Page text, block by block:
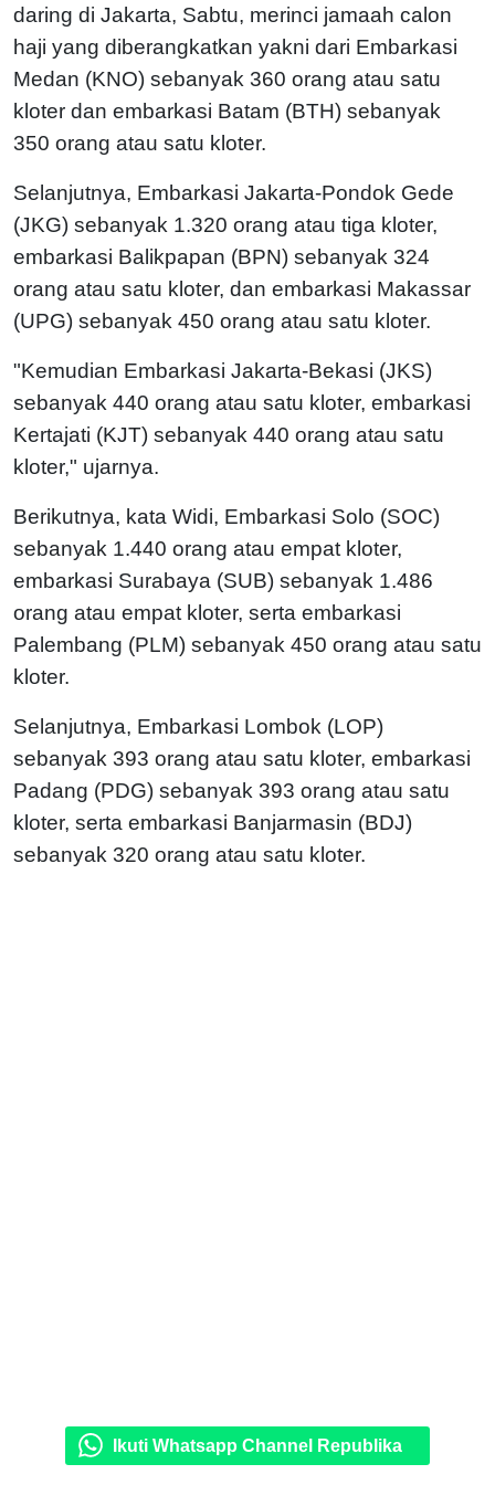
daring di Jakarta, Sabtu, merinci jamaah calon
haji yang diberangkatkan yakni dari Embarkasi
Medan (KNO) sebanyak 360 orang atau satu
kloter dan embarkasi Batam (BTH) sebanyak
350 orang atau satu kloter.
Selanjutnya, Embarkasi Jakarta-Pondok Gede
(JKG) sebanyak 1.320 orang atau tiga kloter,
embarkasi Balikpapan (BPN) sebanyak 324
orang atau satu kloter, dan embarkasi Makassar
(UPG) sebanyak 450 orang atau satu kloter.
"Kemudian Embarkasi Jakarta-Bekasi (JKS)
sebanyak 440 orang atau satu kloter, embarkasi
Kertajati (KJT) sebanyak 440 orang atau satu
kloter," ujarnya.
Berikutnya, kata Widi, Embarkasi Solo (SOC)
sebanyak 1.440 orang atau empat kloter,
embarkasi Surabaya (SUB) sebanyak 1.486
orang atau empat kloter, serta embarkasi
Palembang (PLM) sebanyak 450 orang atau satu
kloter.
Selanjutnya, Embarkasi Lombok (LOP)
sebanyak 393 orang atau satu kloter, embarkasi
Padang (PDG) sebanyak 393 orang atau satu
kloter, serta embarkasi Banjarmasin (BDJ)
sebanyak 320 orang atau satu kloter.
Ikuti Whatsapp Channel Republika